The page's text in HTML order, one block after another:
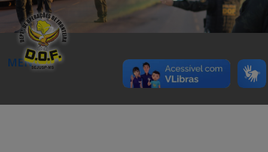
MENU